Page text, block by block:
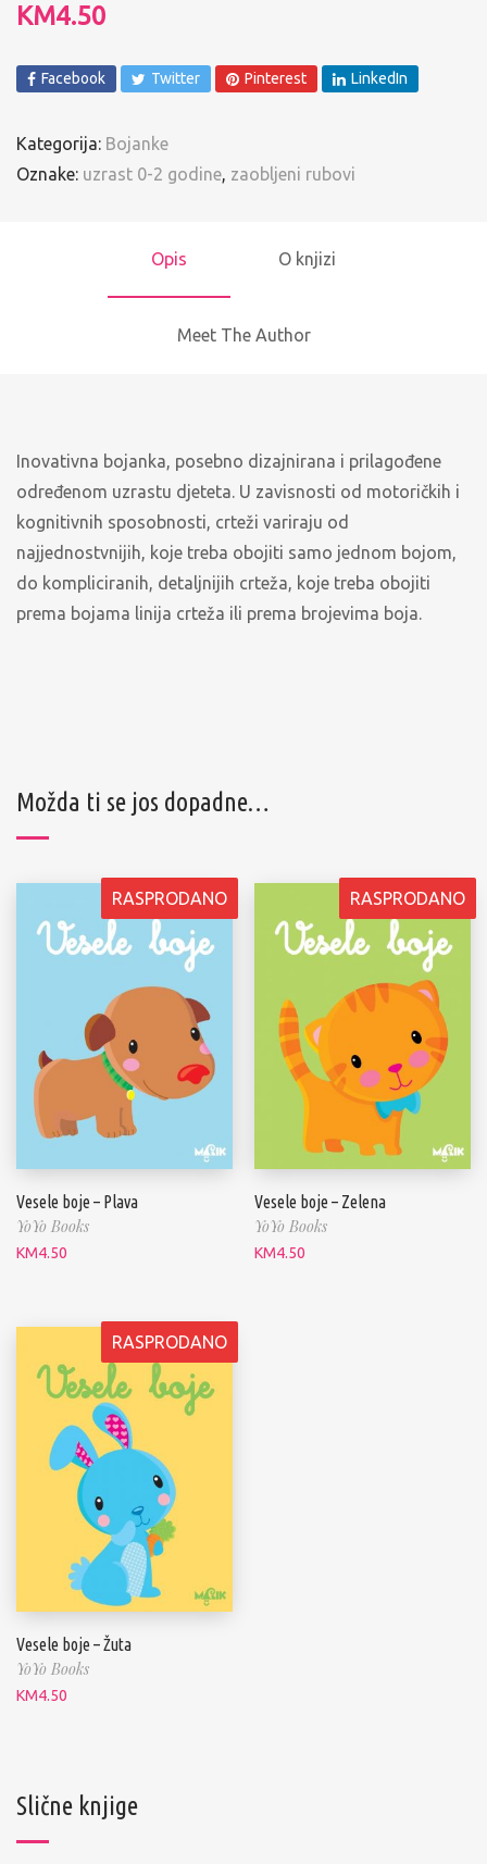
KM4.50
Facebook Twitter Pinterest LinkedIn
Kategorija: Bojanke
Oznake: uzrast 0-2 godine, zaobljeni rubovi
Opis O knjizi
Meet The Author
Inovativna bojanka, posebno dizajnirana i prilagođene
određenom uzrastu djeteta. U zavisnosti od motoričkih i
kognitivnih sposobnosti, crteži variraju od
najjednostvnijih, koje treba obojiti samo jednom bojom,
do kompliciranih, detaljnijih crteža, koje treba obojiti
prema bojama linija crteža ili prema brojevima boja.
Možda ti se jos dopadne…
RASPRODANO
Vesele boje – Plava
YoYo Books
KM4.50
RASPRODANO
Vesele boje – Zelena
YoYo Books
KM4.50
RASPRODANO
Vesele boje – Žuta
YoYo Books
KM4.50
Slične knjige